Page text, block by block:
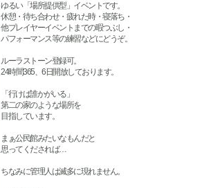
ゆるい「場所提供型」イベントです。
休憩・待ち合わせ・疲れた時・寝落ち・
他プレイヤーイベントまでの暇つぶし・
パフォーマンス等の練習などにどうぞ。
ルーラストーン登録可。
24時間365、6日開放しております。
「行けば誰かがいる」
第二の家のような場所を
目指しています。
まぁ公民館みたいなもんだと
思ってくだされば…
ちなみに管理人は滅多に現れません。